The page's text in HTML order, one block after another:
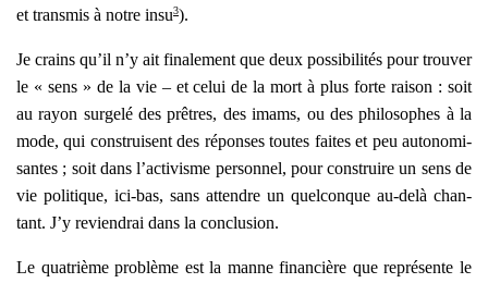
et trans­mis à notre insu3).
Je crains qu’il n’y ait fina­le­ment que deux pos­si­bi­li­tés pour trou­ver
le « sens » de la vie – et celui de la mort à plus forte rai­son : soit
au rayon sur­ge­lé des prêtres, des imams, ou des phi­lo­sophes à la
mode, qui construisent des réponses toutes faites et peu auto­no­mi­
santes ; soit dans l’activisme per­son­nel, pour construire un sens de
vie poli­tique, ici-bas, sans attendre un quel­conque au-delà chan­
tant. J’y revien­drai dans la conclu­sion.
Le qua­trième pro­blème est la manne finan­cière que repré­sente le